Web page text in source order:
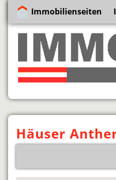
Immobilienseiten
Häuser